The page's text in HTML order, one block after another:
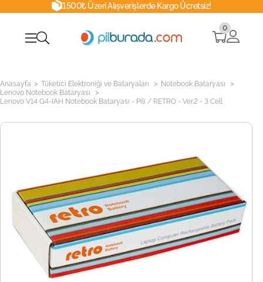
1500₺ Üzeri Alışverişlerde Kargo Ücretsiz!
0
Anasayfa > Tüketici Elektroniği ve Bataryaları > Notebook Bataryası >
Lenovo Notebook Bataryası >
Lenovo V14 G4-IAH Notebook Bataryası - Pili / RETRO - Ver.2 - 3 Cell